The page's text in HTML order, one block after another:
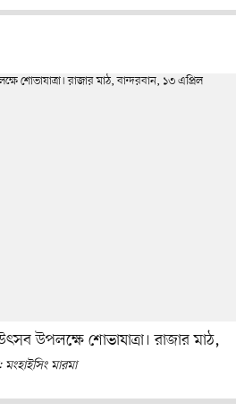
উপলক্ষে শোভাযাত্রা। রাজার মাঠ,
মংহাইসিং মারমা